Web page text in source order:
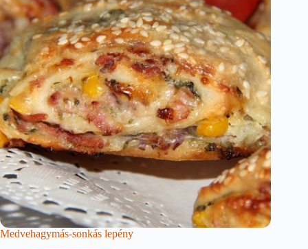
Medvehagymás-sonkás lepény